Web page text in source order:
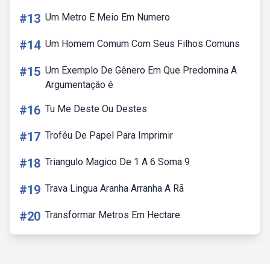
#13 Um Metro E Meio Em Numero
#14 Um Homem Comum Com Seus Filhos Comuns
#15 Um Exemplo De Gênero Em Que Predomina A
Argumentação é
#16 Tu Me Deste Ou Destes
#17 Troféu De Papel Para Imprimir
#18 Triangulo Magico De 1 A 6 Soma 9
#19 Trava Lingua Aranha Arranha A Rã
#20 Transformar Metros Em Hectare